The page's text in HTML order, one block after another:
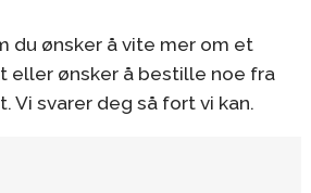
du ønsker å vite mer om et
eller ønsker å bestille noe fra
Vi svarer deg så fort vi kan.